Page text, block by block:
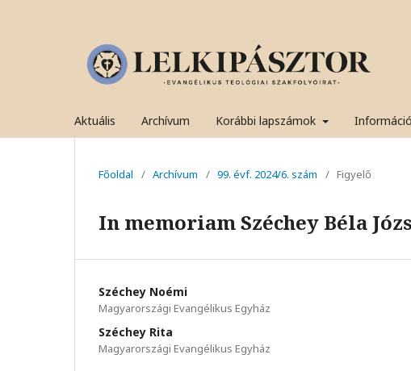
Aktuális Archívum Korábbi lapszámok
Főoldal / Archívum / 99. évf. 2024/6. szám / Figyelő
In memoriam Széchey Béla
Széchey Noémi
Magyarországi Evangélikus Egyház
Széchey Rita
Magyarországi Evangélikus Egyház